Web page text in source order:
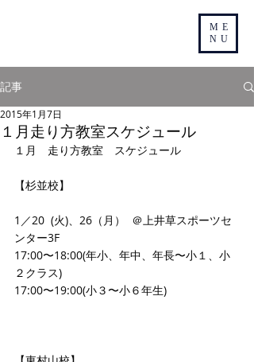
ME
NU
記事
１月走り方教室スケジュール
2015年1月7日
１月　走り方教室　スケジュール
【杉並校】
1／20  (火)、26（月）  ＠上井草スポーツセ
ンター3F
17:00〜18:00(年小、年中、年長〜小１、小
２クラス)
17:00〜19:00(小３〜小６年生)